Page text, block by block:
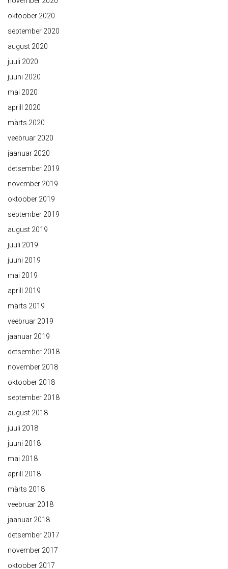
oktoober 2020
september 2020
august 2020
juuli 2020
juuni 2020
mai 2020
aprill 2020
märts 2020
veebruar 2020
jaanuar 2020
detsember 2019
november 2019
oktoober 2019
september 2019
august 2019
juuli 2019
juuni 2019
mai 2019
aprill 2019
märts 2019
veebruar 2019
jaanuar 2019
detsember 2018
november 2018
oktoober 2018
september 2018
august 2018
juuli 2018
juuni 2018
mai 2018
aprill 2018
märts 2018
veebruar 2018
jaanuar 2018
detsember 2017
november 2017
oktoober 2017